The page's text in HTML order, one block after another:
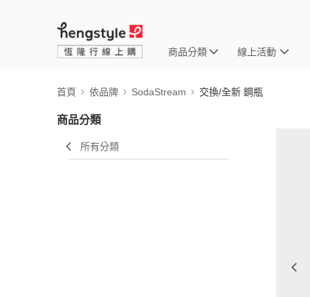
商品分類 線上活動
首頁 依品牌 SodaStream 交換/全新 鋼瓶
商品分類
所有分類